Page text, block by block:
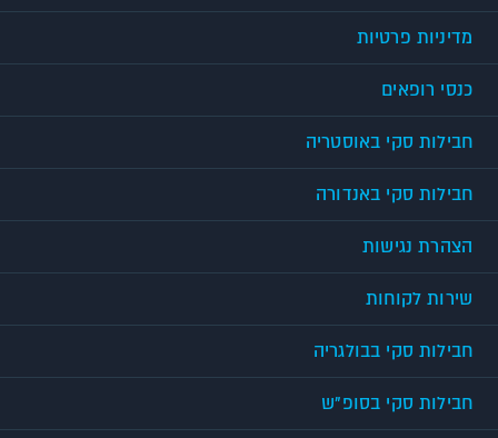
מדיניות פרטיות
כנסי רופאים
חבילות סקי באוסטריה
חבילות סקי באנדורה
הצהרת נגישות
שירות לקוחות
חבילות סקי בבולגריה
חבילות סקי בסופ"ש